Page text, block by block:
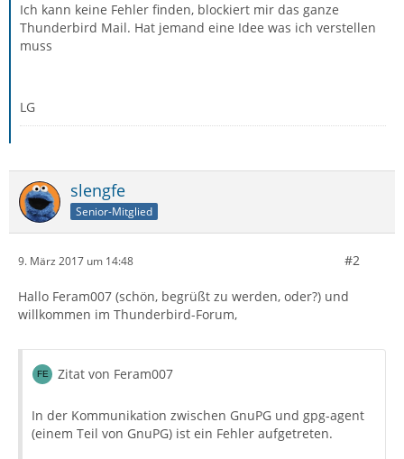
Ich kann keine Fehler finden, blockiert mir das ganze
Thunderbird Mail. Hat jemand eine Idee was ich verstellen
muss
LG
slengfe
Senior-Mitglied
9. März 2017 um 14:48 #2
Hallo Feram007 (schön, begrüßt zu werden, oder?) und
willkommen im Thunderbird-Forum,
Zitat von Feram007
In der Kommunikation zwischen GnuPG und gpg-agent
(einem Teil von GnuPG) ist ein Fehler aufgetreten.